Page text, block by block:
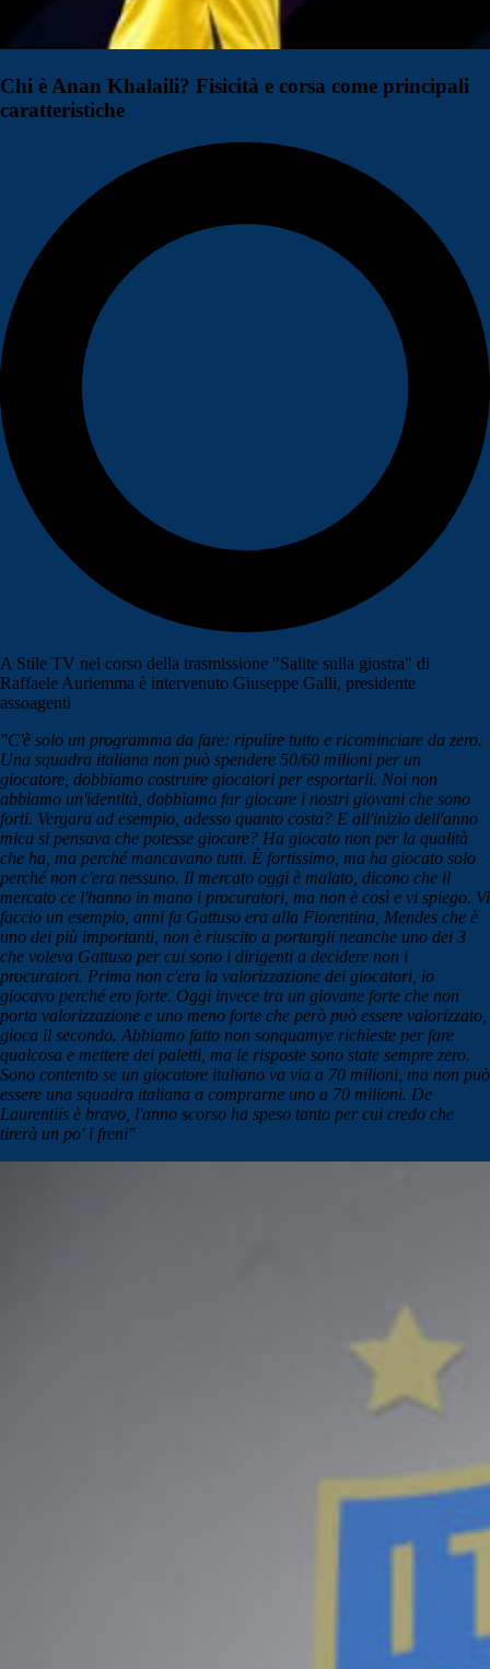
Chi è Anan Khalaili? Fisicità e corsa come principali
caratteristiche
A Stile TV nel corso della trasmissione "Salite sulla giostra" di
Raffaele Auriemma è intervenuto Giuseppe Galli, presidente
assoagenti
"C'è solo un programma da fare: ripulire tutto e ricominciare da zero.
Una squadra italiana non può spendere 50/60 milioni per un
giocatore, dobbiamo costruire giocatori per esportarli. Noi non
abbiamo un'identità, dobbiamo far giocare i nostri giovani che sono
forti. Vergara ad esempio, adesso quanto costa? E all'inizio dell'anno
mica si pensava che potesse giocare? Ha giocato non per la qualità
che ha, ma perché mancavano tutti. È fortissimo, ma ha giocato solo
perché non c'era nessuno. Il mercato oggi è malato, dicono che il
mercato ce l'hanno in mano i procuratori, ma non è così e vi spiego. Vi
faccio un esempio, anni fa Gattuso era alla Fiorentina, Mendes che è
uno dei più importanti, non è riuscito a portargli neanche uno dei 3
che voleva Gattuso per cui sono i dirigenti a decidere non i
procuratori. Prima non c'era la valorizzazione dei giocatori, io
giocavo perché ero forte. Oggi invece tra un giovane forte che non
porta valorizzazione e uno meno forte che però può essere valorizzato,
gioca il secondo. Abbiamo fatto non sonquamye richieste per fare
qualcosa e mettere dei paletti, ma le risposte sono state sempre zero.
Sono contento se un giocatore italiano va via a 70 milioni, ma non può
essere una squadra italiana a comprarne uno a 70 milioni. De
Laurentiis è bravo, l'anno scorso ha speso tanto per cui credo che
tirerà un po' i freni"